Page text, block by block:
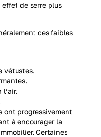
effet de serre plus
ces faibles
vétustes.
ont progressivement
à encourager la
Certaines